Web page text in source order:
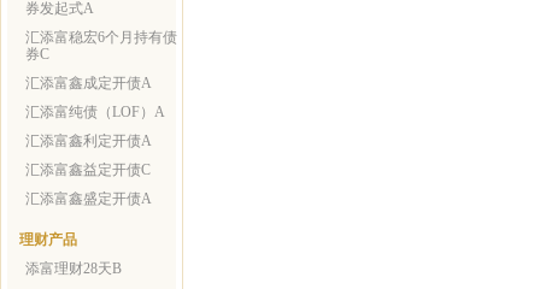
券发起式A
汇添富稳宏6个月持有债
券C
汇添富鑫成定开债A
汇添富纯债（LOF）A
汇添富鑫利定开债A
汇添富鑫益定开债C
汇添富鑫盛定开债A
理财产品
添富理财28天B